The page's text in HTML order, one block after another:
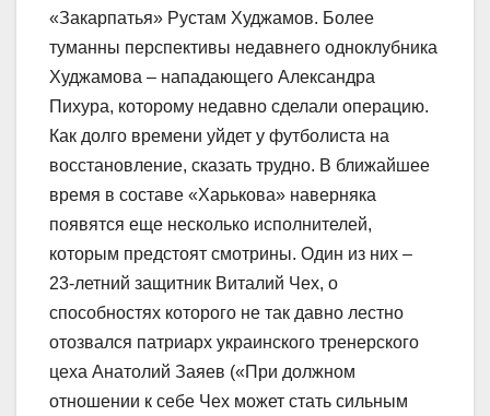
«Закарпатья» Рустам Худжамов. Более
туманны перспективы недавнего одноклубника
Худжамова – нападающего Александра
Пихура, которому недавно сделали операцию.
Как долго времени уйдет у футболиста на
восстановление, сказать трудно. В ближайшее
время в составе «Харькова» наверняка
появятся еще несколько исполнителей,
которым предстоят смотрины. Один из них –
23-летний защитник Виталий Чех, о
способностях которого не так давно лестно
отозвался патриарх украинского тренерского
цеха Анатолий Заяев («При должном
отношении к себе Чех может стать сильным